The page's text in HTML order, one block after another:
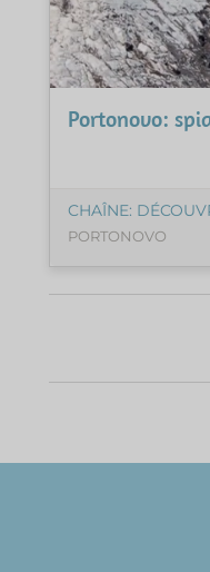
Portonovo:
CHAÎNE:
PORTONOVO